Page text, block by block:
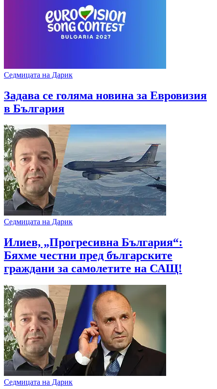
Седмицата на Дарик
Задава се голяма новина за Евровизия
в България
Седмицата на Дарик
Илиев, „Прогресивна България“:
Бяхме честни пред българските
граждани за самолетите на САЩ!
Седмицата на Дарик